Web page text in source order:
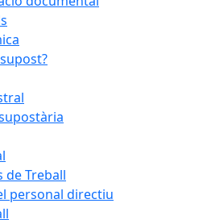
de Treball
personal directiu